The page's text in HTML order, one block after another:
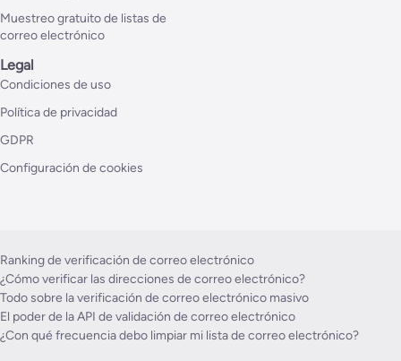
Muestreo gratuito de listas de
correo electrónico
Legal
Condiciones de uso
Política de privacidad
GDPR
Configuración de cookies
Ranking de verificación de correo electrónico
¿Cómo verificar las direcciones de correo electrónico?
Todo sobre la verificación de correo electrónico masivo
El poder de la API de validación de correo electrónico
¿Con qué frecuencia debo limpiar mi lista de correo electrónico?